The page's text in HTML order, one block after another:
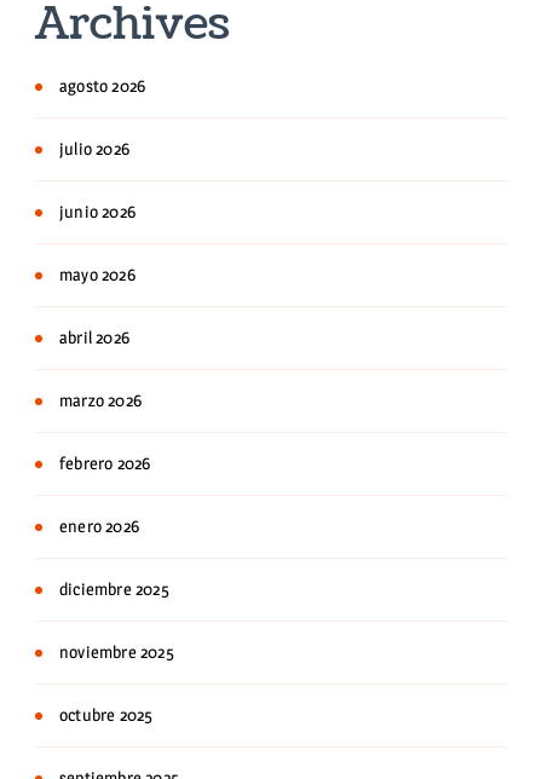
Archives
agosto 2026
julio 2026
junio 2026
mayo 2026
abril 2026
marzo 2026
febrero 2026
enero 2026
diciembre 2025
noviembre 2025
octubre 2025